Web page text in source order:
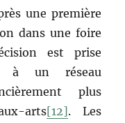
une première
dans une foire
est prise
à un réseau
plus
arts[12]. Les